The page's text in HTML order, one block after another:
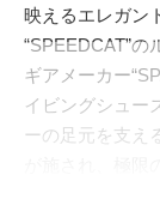
映えるエレガン
“SPEEDCAT”
ギアメーカー
イビングシュー
ーの足元を支え